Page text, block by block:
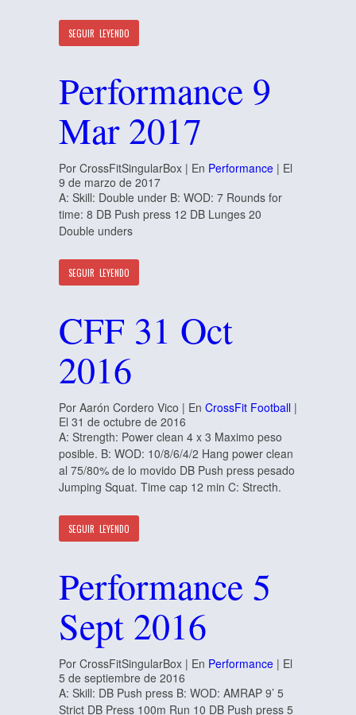
SEGUIR LEYENDO
Performance 9
Mar 2017
Por CrossFitSingularBox | En Performance | El
9 de marzo de 2017
A: Skill: Double under B: WOD: 7 Rounds for
time: 8 DB Push press 12 DB Lunges 20
Double unders
SEGUIR LEYENDO
CFF 31 Oct
2016
Por Aarón Cordero Vico | En CrossFit Football |
El 31 de octubre de 2016
A: Strength: Power clean 4 x 3 Maximo peso
posible. B: WOD: 10/8/6/4/2 Hang power clean
al 75/80% de lo movido DB Push press pesado
Jumping Squat. Time cap 12 min C: Strecth.
SEGUIR LEYENDO
Performance 5
Sept 2016
Por CrossFitSingularBox | En Performance | El
5 de septiembre de 2016
A: Skill: DB Push press B: WOD: AMRAP 9’ 5
Strict DB Press 100m Run 10 DB Push press 5